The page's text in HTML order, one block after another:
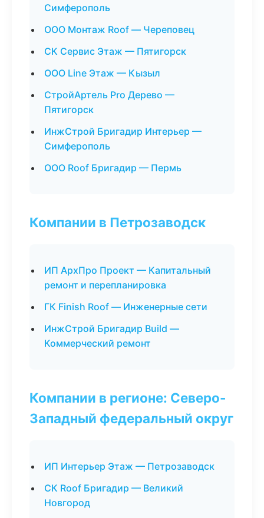
Симферополь
ООО Монтаж Roof — Череповец
СК Сервис Этаж — Пятигорск
ООО Line Этаж — Кызыл
СтройАртель Pro Дерево —
Пятигорск
ИнжСтрой Бригадир Интерьер —
Симферополь
ООО Roof Бригадир — Пермь
Компании в Петрозаводск
ИП АрхПро Проект — Капитальный
ремонт и перепланировка
ГК Finish Roof — Инженерные сети
ИнжСтрой Бригадир Build —
Коммерческий ремонт
Компании в регионе: Северо-
Западный федеральный округ
ИП Интерьер Этаж — Петрозаводск
СК Roof Бригадир — Великий
Новгород